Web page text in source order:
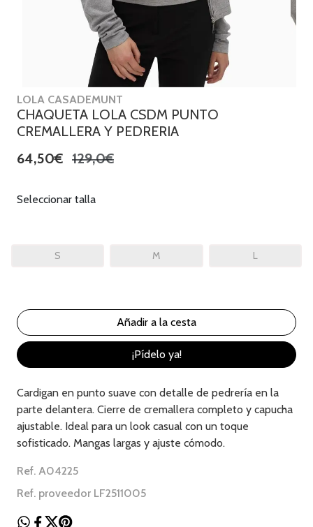
LOLA CASADEMUNT
CHAQUETA LOLA CSDM PUNTO
CREMALLERA Y PEDRERIA
64,50€ 129,0€
Seleccionar talla
S M L
¡Pídelo ya!
Cardigan en punto suave con detalle de pedrería en la
parte delantera. Cierre de cremallera completo y capucha
ajustable. Ideal para un look casual con un toque
sofisticado. Mangas largas y ajuste cómodo.
Ref. A04225
Ref. proveedor LF2511005